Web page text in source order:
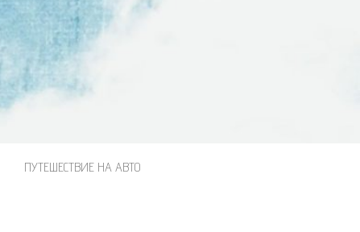
ПУТЕШЕСТВИЕ НА АВТО